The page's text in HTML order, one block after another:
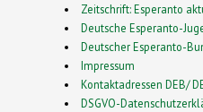
Zeitschrift: Esperanto
Deutsche Esperanto-
Deutscher Esperanto-
Impressum
Kontaktadressen DEB/
DSGVO-